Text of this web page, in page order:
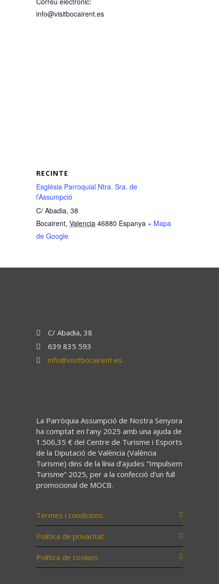
info@visitbocairent.es
RECINTE
Església Parroquial Ntra. Sra. de
l’Assumpció
C/ Abadia, 38
Bocairent, Valencia 46880 Espanya + Mapa
de Google
C/ Abadia, 38
639 835 593
info@visitbocairent.es
La Parròquia Assumpció de Nostra Senyora
ha comptat en l’any 2025 amb una ajuda de
1.506,35 € del Centre de Turisme i Esports
de la Diputació de València (València
Turisme) dins de la línia d’ajudes “Impulsem
Turisme” 2025, per a la confecció d’un full
promocional de MOCB.
Termes i condicions
Política de privacitat
Política de cookies